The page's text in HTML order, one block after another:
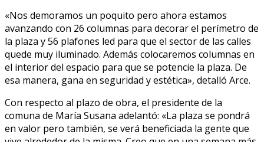
«Nos demoramos un poquito pero ahora estamos
avanzando con 26 columnas para decorar el perímetro de
la plaza y 56 plafones led para que el sector de las calles
quede muy iluminado. Además colocaremos columnas en
el interior del espacio para que se potencie la plaza. De
esa manera, gana en seguridad y estética», detalló Arce.
Con respecto al plazo de obra, el presidente de la
comuna de María Susana adelantó: «La plaza se pondrá
en valor pero también, se verá beneficiada la gente que